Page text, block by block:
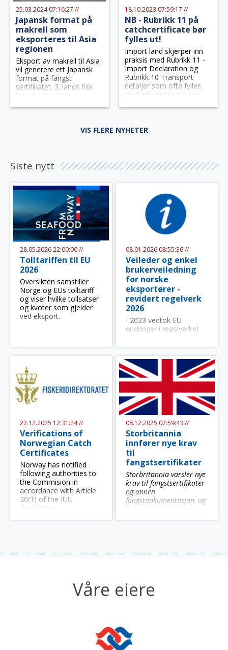
25.03.2024 07:16:27 //
Japansk format på
makrell som
eksporteres til Asia
regionen
Eksport av makrell til Asia
vil generere ett Japansk
format på fangst
sertifikatet. 3. lands fisk
landet i Norge som
18.10.2023 07:59:17 //
NB - Rubrikk 11 på
catchcertificate bør
fylles ut!
Import land skjerper inn
praksis med Rubrikk 11 -
Import Declaration og
Rubrikk 10 Transport
detaljer som ofte fylles
med informasjon som
VIS FLERE NYHETER
Siste nytt
28.05.2026 22:00:00 //
Tolltariffen til EU
2026
Oversikten samstiller
Norge og EUs tolltariff
og viser hvilke tollsatser
og kvoter som gjelder
ved eksport.
08.01.2026 08:55:36 //
Veileder og enkel
brukerveiledning
for norske
eksportører -
revidert regelverk
2026
I 2023 vedtok EU
endringer i regelverket
Disse endringene gjelder
fra 10. januar 2026.
22.12.2025 12:31:24 //
Verifications of
Norwegian Catch
Certificates
Norway has notified
following authorities to
the Commision in
accordance with Article
20(1) of the IUU
Regulation.
08.12.2025 07:59:43 //
Storbritannia
innfører nye krav
til
fangstsertifikater
Storbritannia varsler nye
krav til fangstsertifikater
og annen
fangstdokumentasjon, og
Våre eiere